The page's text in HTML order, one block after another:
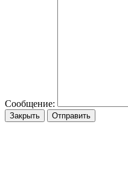
Сообщение:
Закрыть Отправить